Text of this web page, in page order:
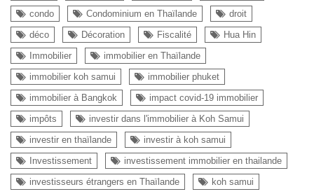
condo
Condominium en Thaïlande
droit
déco
Décoration Fiscalité
Hua Hin
Immobilier
immobilier en Thaïlande
immobilier koh samui
immobilier phuket
immobilier à Bangkok
impact covid-19 immobilier
impôts
investir dans l'immobilier à Koh Samui
investir en thaïlande
investir à koh samui
Investissement
investissement immobilier en thailande
investisseurs étrangers en Thaïlande
koh samui